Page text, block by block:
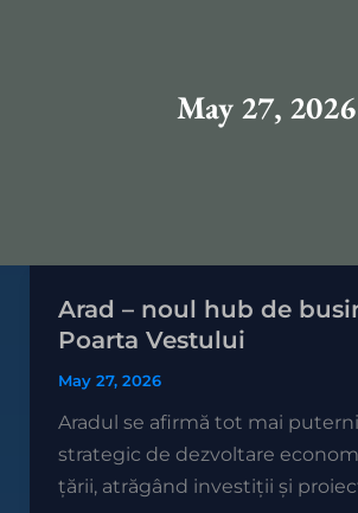
May 27, 2026
Arad – noul hub de
Poarta Vestului
May 27, 2026
Aradul se afirmă tot mai
strategic de dezvoltare
țării, atrăgând investiții și
Arad
–
noul
de
business
de